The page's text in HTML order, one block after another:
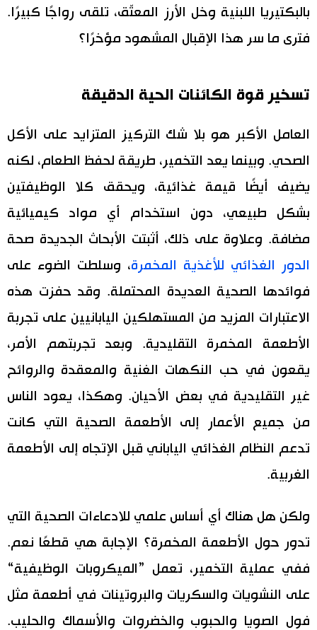
إعلان
بالبكتيريا اللبنية وخل الأرز المعتّق، تلقى رواجًا كبيرًا.
فترى ما سر هذا الإقبال المشهود مؤخرًا؟
تسخير قوة الكائنات الحية الدقيقة
العامل الأكبر هو بلا شك التركيز المتزايد على الأكل
الصحي. وبينما يعد التخمير، طريقة لحفظ الطعام، لكنه
يضيف أيضًا قيمة غذائية، ويحقق كلا الوظيفتين
بشكل طبيعي، دون استخدام أي مواد كيميائية
مضافة. وعلاوة على ذلك، أثبتت الأبحاث الجديدة صحة
الدور الغذائي للأغذية المخمرة، وسلطت الضوء على
فوائدها الصحية العديدة المحتملة. وقد حفزت هذه
الاعتبارات المزيد من المستهلكين اليابانيين على تجربة
الأطعمة المخمرة التقليدية. وبعد تجربتهم الأمر،
يقعون في حب النكهات الغنية والمعقدة والروائح
غير التقليدية في بعض الأحيان. وهكذا، يعود الناس
من جميع الأعمار إلى الأطعمة الصحية التي كانت
تدعم النظام الغذائي الياباني قبل الإتجاه إلى الأطعمة
الغربية.
ولكن هل هناك أي أساس علمي للادعاءات الصحية التي
تدور حول الأطعمة المخمرة؟ الإجابة هي قطعًا نعم.
ففي عملية التخمير، تعمل ”الميكروبات الوظيفية“
على النشويات والسكريات والبروتينات في أطعمة مثل
فول الصويا والحبوب والخضروات والأسماك والحليب.